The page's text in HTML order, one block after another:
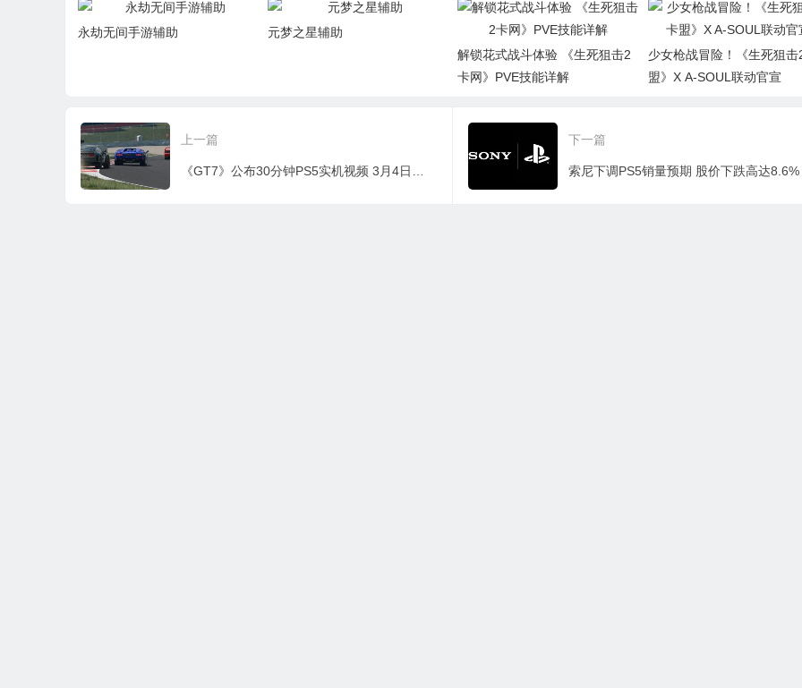
永劫无间手游辅助
元梦之星辅助
解锁花式战斗体验 《生死狙击2
卡网》PVE技能详解
少女枪战冒险！《生死狙击
盟》X A-SOUL联动官宣
上一篇 下一篇
索尼下调PS5销量预期 股价下跌高达8.6%